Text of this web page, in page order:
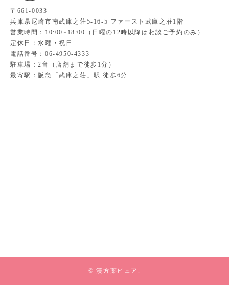
〒661-0033
兵庫県尼崎市南武庫之荘5-16-5 ファースト武庫之荘1階
営業時間：10:00~18:00（日曜の12時以降は相談ご予約のみ）
定休日：水曜・祝日
電話番号：06-4950-4333
駐車場：2台（店舗まで徒歩1分）
最寄駅：阪急「武庫之荘」駅 徒歩6分
© 漢方薬ピュア.